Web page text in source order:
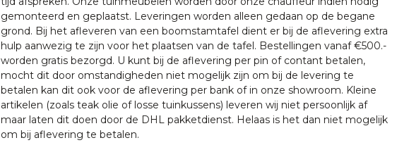
gemonteerd en geplaatst. Leveringen worden alleen gedaan op de begane
grond. Bij het afleveren van een boomstamtafel dient er bij de aflevering extra
hulp aanwezig te zijn voor het plaatsen van de tafel. Bestellingen vanaf €500.-
worden gratis bezorgd. U kunt bij de aflevering per pin of contant betalen,
mocht dit door omstandigheden niet mogelijk zijn om bij de levering te
betalen kan dit ook voor de aflevering per bank of in onze showroom. Kleine
artikelen (zoals teak olie of losse tuinkussens) leveren wij niet persoonlijk af
maar laten dit doen door de DHL pakketdienst. Helaas is het dan niet mogelijk
om bij aflevering te betalen.